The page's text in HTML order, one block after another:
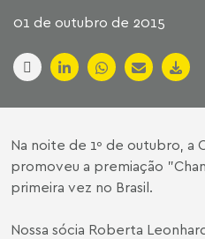
01 de outubro de 2015
Na noite de 1º de outubro, a
promoveu a premiação
primeira vez no Brasil.
Nossa sócia Roberta